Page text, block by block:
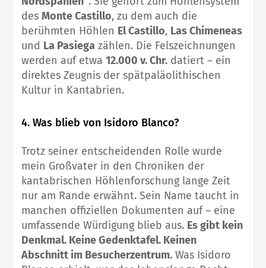
des Monte Castillo, zu dem auch die
berühmten Höhlen El Castillo, Las Chimeneas
und La Pasiega zählen. Die Felszeichnungen
werden auf etwa 12.000 v. Chr. datiert – ein
direktes Zeugnis der spätpaläolithischen
Kultur in Kantabrien.
4. Was blieb von Isidoro Blanco?
Trotz seiner entscheidenden Rolle wurde
mein Großvater in den Chroniken der
kantabrischen Höhlenforschung lange Zeit
nur am Rande erwähnt. Sein Name taucht in
manchen offiziellen Dokumenten auf – eine
umfassende Würdigung blieb aus. Es gibt kein
Denkmal. Keine Gedenktafel. Keinen
Abschnitt im Besucherzentrum. Was Isidoro